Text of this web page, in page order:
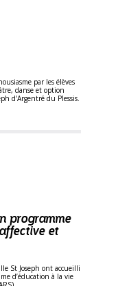
par les élèves
danse et option
d'Argentré du Plessis.
programme
et
St Joseph ont accueilli
d’éducation à la vie